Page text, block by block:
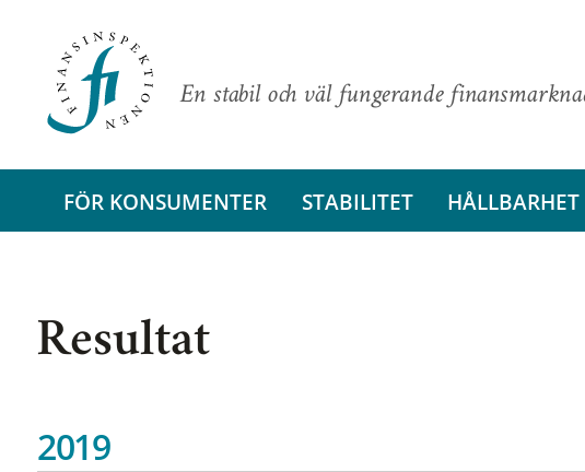
En stabil och väl fungerande
FÖR KONSUMENTER STABILITET HÅLLBARHET
Resultat
2019